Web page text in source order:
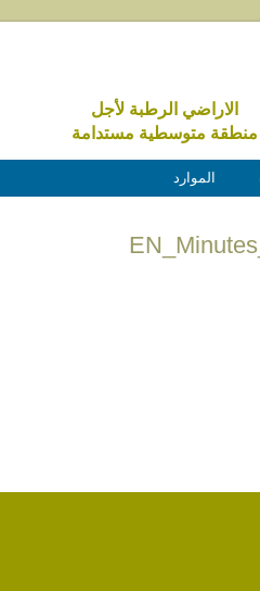
الاراضي الرطبة لأجل
منطقة متوسطية مستدامة
الموارد